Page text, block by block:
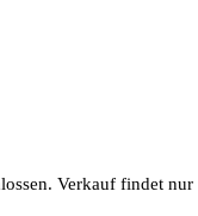
Verkauf findet nur